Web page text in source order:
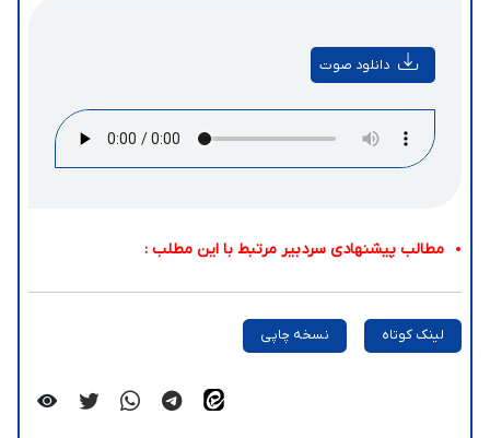
دانلود صوت
مطالب پیشنهادی سردبیر مرتبط با این مطلب :
لینک کوتاه نسخه چاپی